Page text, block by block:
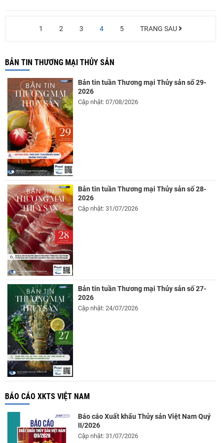
1 2 3 4 5 TRANG SAU
BẢN TIN THƯƠNG MẠI THỦY SẢN
Bản tin tuần Thương mại Thủy sản số 29-
2026
Cập nhật: 07/08/2026
Bản tin tuần Thương mại Thủy sản số 28-
2026
Cập nhật: 31/07/2026
Bản tin tuần Thương mại Thủy sản số 27-
2026
Cập nhật: 24/07/2026
BÁO CÁO XKTS VIỆT NAM
Báo cáo Xuất khẩu Thủy sản Việt Nam Quý
II/2026
Cập nhật: 31/07/2026